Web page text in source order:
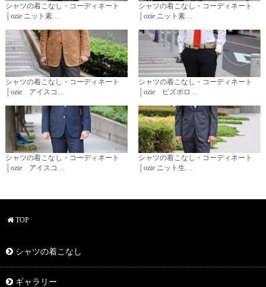
シャツの着こなし・コーディネート
│ozie ニット素…
シャツの着こなし・コーディネート
│ozie ニット素…
シャツの着こなし・コーディネート
│ozie アイスコ…
シャツの着こなし・コーディネート
│ozie ビズポロ…
シャツの着こなし・コーディネート
│ozie アイスコ…
シャツの着こなし・コーディネート
│ozie ニット生…
TOP
シャツの着こなし
ギャラリー